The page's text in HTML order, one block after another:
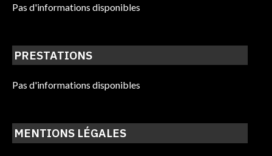
Pas d'informations disponibles
PRESTATIONS
Pas d'informations disponibles
MENTIONS LÉGALES